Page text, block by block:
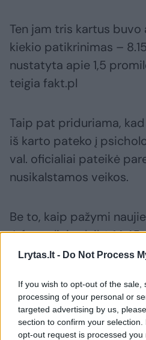
Lrytas.lt - Do Not Process
If you wish to opt-out of the
processing of your personal or
targeted advertising by us,
section to confirm your
opt-out request is processed you
Ten jam tris kartus
kiekio patikrinimas –
nustatyta apie 1,5
teigia fakt.pl
Taip pat priduriama,
iš karto pateko į
val. oficialiai pateikė
nusikalstamos veikos.
Be to, kaip pažymi
J. formaliai sulaikė 14.45
Baudžiamojo kodekso
dalis, už kurias gresia
atėmimo.